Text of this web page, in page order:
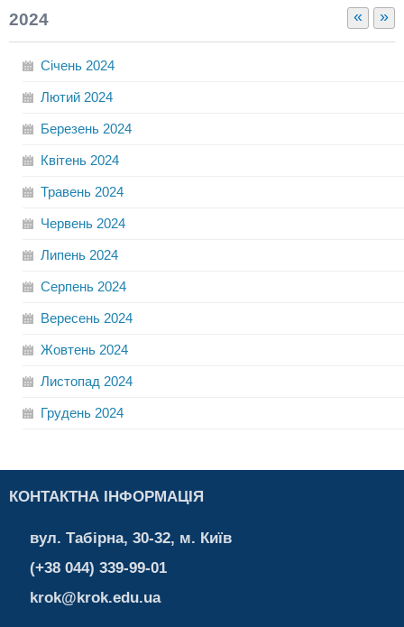
« »
2024
Січень 2024
Лютий 2024
Березень 2024
Квітень 2024
Травень 2024
Червень 2024
Липень 2024
Серпень 2024
Вересень 2024
Жовтень 2024
Листопад 2024
Грудень 2024
КОНТАКТНА ІНФОРМАЦІЯ
вул. Табірна, 30-32, м. Київ
(+38 044) 339-99-01
krok@krok.edu.ua